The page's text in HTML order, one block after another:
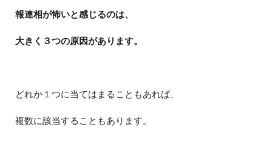
報連相が怖いと感じるのは、
大きく３つの原因があります。
どれか１つに当てはまることもあれば、
複数に該当することもあります。